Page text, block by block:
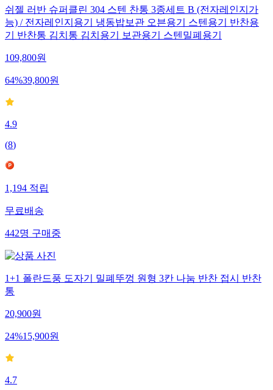
쉬젤 러반 슈퍼클린 304 스텐 찬통 3종세트 B (전자레인지가
능) / 전자레인지용기 냉동밥보관 오븐용기 스텐용기 반찬용
기 반찬통 김치통 김치용기 보관용기 스텐밀폐용기
109,800원
64%39,800원
4.9
(8)
1,194적립
무료배송
442명구매중
1+1 폴란드풍 도자기 밀폐뚜껑 원형 3칸 나눔 반찬 접시 반찬
통
20,900원
24%15,900원
4.7